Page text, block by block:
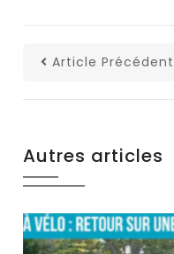
Article Précédent
Autres articles